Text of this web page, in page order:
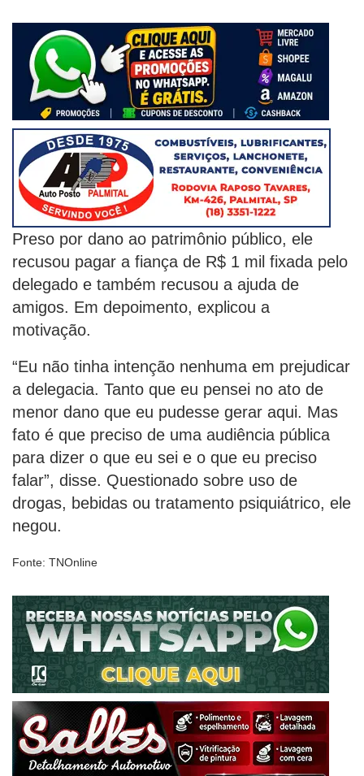
Preso por dano ao patrimônio público, ele
recusou pagar a fiança de R$ 1 mil fixada pelo
delegado e também recusou a ajuda de
amigos. Em depoimento, explicou a
motivação.
“Eu não tinha intenção nenhuma em prejudicar
a delegacia. Tanto que eu pensei no ato de
menor dano que eu pudesse gerar aqui. Mas
fato é que preciso de uma audiência pública
para dizer o que eu sei e o que eu preciso
falar”, disse. Questionado sobre uso de
drogas, bebidas ou tratamento psiquiátrico, ele
negou.
Fonte: TNOnline